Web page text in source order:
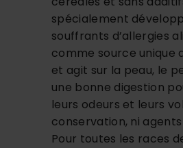
spécialement
souffrants d’allergies
comme source unique
et agit sur la peau, le
une bonne digestion
leurs odeurs et leurs
conservation, ni
Pour toutes les races